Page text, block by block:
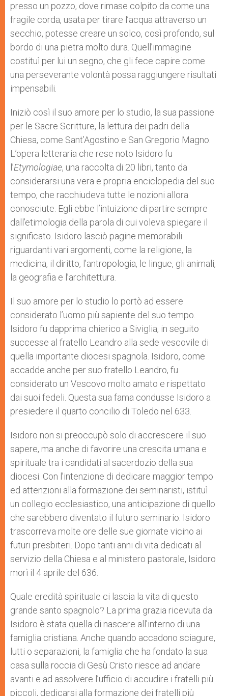
presso un pozzo, dove rimase colpito da come una
fragile corda, usata per tirare l’acqua attraverso un
secchio, potesse creare un solco, così profondo, sul
bordo di una pietra molto dura. Quell’immagine
costituì per lui un segno, che gli fece capire come
una perseverante volontà possa raggiungere risultati
impensabili.
Iniziò così il suo amore per lo studio, la sua passione
per le Sacre Scritture, la lettura dei padri della
Chiesa, come Sant’Agostino e San Gregorio Magno.
L’opera letteraria che rese noto Isidoro fu
l’Etymologiae, una raccolta di 20 libri, tanto da
considerarsi una vera e propria enciclopedia del suo
tempo, che racchiudeva tutte le nozioni allora
conosciute. Egli ebbe l’intuizione di partire sempre
dall’etimologia della parola di cui voleva spiegare il
significato. Isidoro lasciò pagine memorabili
riguardanti vari argomenti, come la religione, la
medicina, il diritto, l’antropologia, le lingue, gli animali,
la geografia e l’architettura.
Il suo amore per lo studio lo portò ad essere
considerato l’uomo più sapiente del suo tempo.
Isidoro fu dapprima chierico a Siviglia, in seguito
successe al fratello Leandro alla sede vescovile di
quella importante diocesi spagnola. Isidoro, come
accadde anche per suo fratello Leandro, fu
considerato un Vescovo molto amato e rispettato
dai suoi fedeli. Questa sua fama condusse Isidoro a
presiedere il quarto concilio di Toledo nel 633.
Isidoro non si preoccupò solo di accrescere il suo
sapere, ma anche di favorire una crescita umana e
spirituale tra i candidati al sacerdozio della sua
diocesi. Con l’intenzione di dedicare maggior tempo
ed attenzioni alla formazione dei seminaristi, istituì
un collegio ecclesiastico, una anticipazione di quello
che sarebbero diventato il futuro seminario. Isidoro
trascorreva molte ore delle sue giornate vicino ai
futuri presbiteri. Dopo tanti anni di vita dedicati al
servizio della Chiesa e al ministero pastorale, Isidoro
morì il 4 aprile del 636.
Quale eredità spirituale ci lascia la vita di questo
grande santo spagnolo? La prima grazia ricevuta da
Isidoro è stata quella di nascere all’interno di una
famiglia cristiana. Anche quando accadono sciagure,
lutti o separazioni, la famiglia che ha fondato la sua
casa sulla roccia di Gesù Cristo riesce ad andare
avanti e ad assolvere l’ufficio di accudire i fratelli più
piccoli, dedicarsi alla formazione dei fratelli più